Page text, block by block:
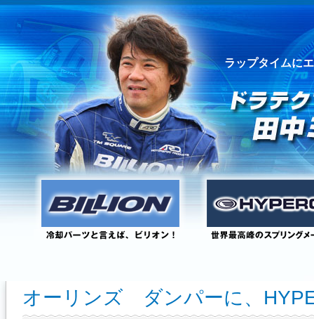
ラップタイムに
オーリンズ ダンパーに、